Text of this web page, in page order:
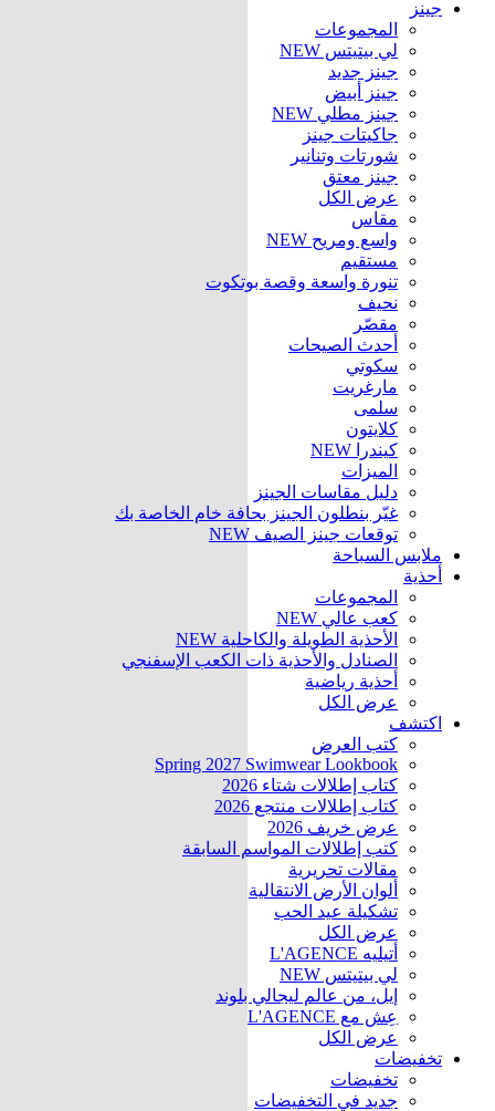
جينز
المجموعات
لي بيتيتس NEW
جينز جديد
جينز أبيض
جينز مطلي NEW
جاكيتات جينز
شورتات وتنانير
جينز معتق
عرض الكل
مقاس
واسع ومريح NEW
مستقيم
تنورة واسعة وقصة بوتكوت
نحيف
مقصّر
أحدث الصيحات
سكوتي
مارغريت
سلمى
كلايتون
كيندرا NEW
الميزات
دليل مقاسات الجينز
غيّر بنطلون الجينز بحافة خام الخاصة بك
توقعات جينز الصيف NEW
ملابس السباحة
أحذية
المجموعات
كعب عالي NEW
الأحذية الطويلة والكاحلية NEW
الصنادل والأحذية ذات الكعب الإسفنجي
أحذية رياضية
عرض الكل
اكتشف
كتب العرض
Spring 2027 Swimwear Lookbook
كتاب إطلالات شتاء 2026
كتاب إطلالات منتجع 2026
عرض خريف 2026
كتب إطلالات المواسم السابقة
مقالات تحريرية
ألوان الأرض الانتقالية
تشكيلة عيد الحب
عرض الكل
أتيليه L'AGENCE
لي بيتيتس NEW
إيل، من عالم ليجالي بلوند
عِش مع L'AGENCE
عرض الكل
تخفيضات
تخفيضات
جديد في التخفيضات